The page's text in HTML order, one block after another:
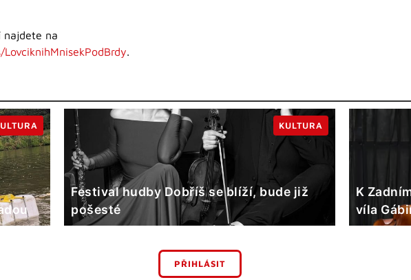
najdete na
.
Festival hudby Dobříš se blíží, bude již
pošesté
KULTURA
K
víla
PŘIHLÁSIT